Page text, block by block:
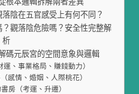
陰在五官感受上有何不同？
觀落陰危險嗎？安全性完整解
析
碼元辰宮的空間意象與邏輯
、事業格局、賺錢動力）
感情、婚姻、人際桃花）
房（考運、升遷）